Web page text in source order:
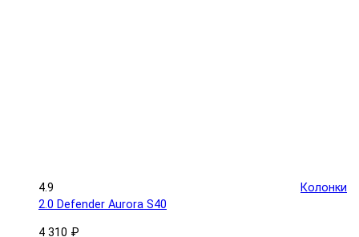
4.9
Колонки
2.0 Defender Aurora S40
4 310 ₽